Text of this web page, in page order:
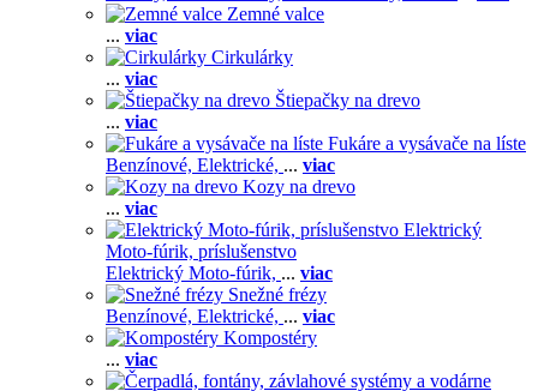
Zemné valce
... viac
Cirkulárky
... viac
Štiepačky na drevo
... viac
Fukáre a vysávače na líste
Benzínové, Elektrické, ... viac
Kozy na drevo
... viac
Elektrický
Moto-fúrik, príslušenstvo
Elektrický Moto-fúrik, ... viac
Snežné frézy
Benzínové, Elektrické, ... viac
Kompostéry
... viac